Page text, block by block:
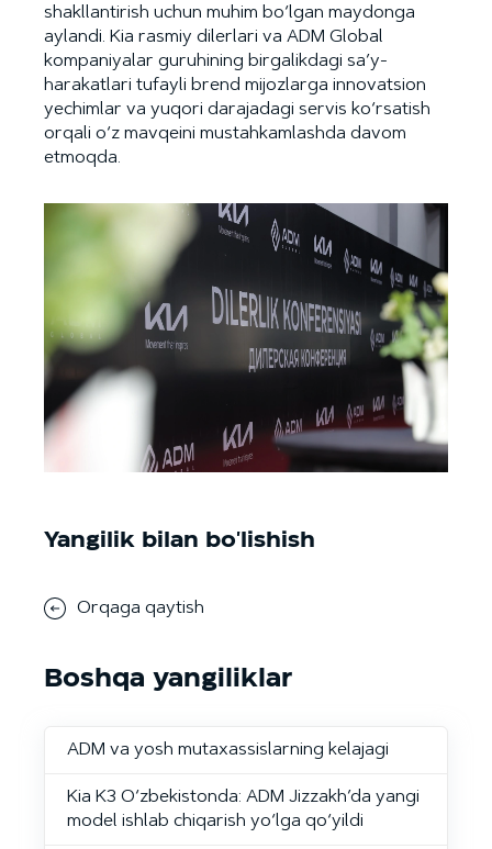
shakllantirish uchun muhim bo‘lgan maydonga
aylandi. Kia rasmiy dilerlari va ADM Global
kompaniyalar guruhining birgalikdagi sa’y-
harakatlari tufayli brend mijozlarga innovatsion
yechimlar va yuqori darajadagi servis ko‘rsatish
orqali o‘z mavqeini mustahkamlashda davom
etmoqda.
Yangilik bilan bo'lishish
Orqaga qaytish
Boshqa yangiliklar
ADM va yosh mutaxassislarning kelajagi
Kia K3 O‘zbekistonda: ADM Jizzakh’da yangi
model ishlab chiqarish yo‘lga qo‘yildi